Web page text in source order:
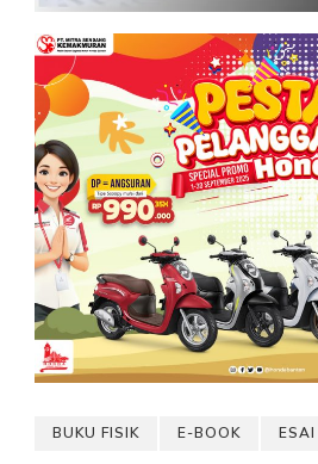
BUKU FISIK E-BOOK ESAI